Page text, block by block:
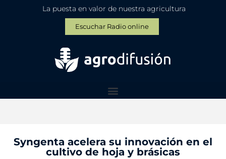
La puesta en valor de nuestra agricultura
Escuchar Radio online
Syngenta acelera su innovación en el
cultivo de hoja y brásicas